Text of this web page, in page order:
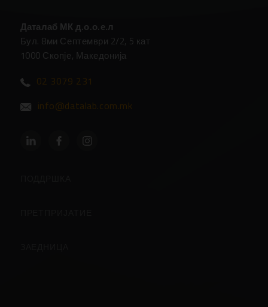
Даталаб МК д.о.о.е.л
Бул. 8ми Септември 2/2, 5 кат
1000 Скопје, Македонија
02 3079 231
info@datalab.com.mk